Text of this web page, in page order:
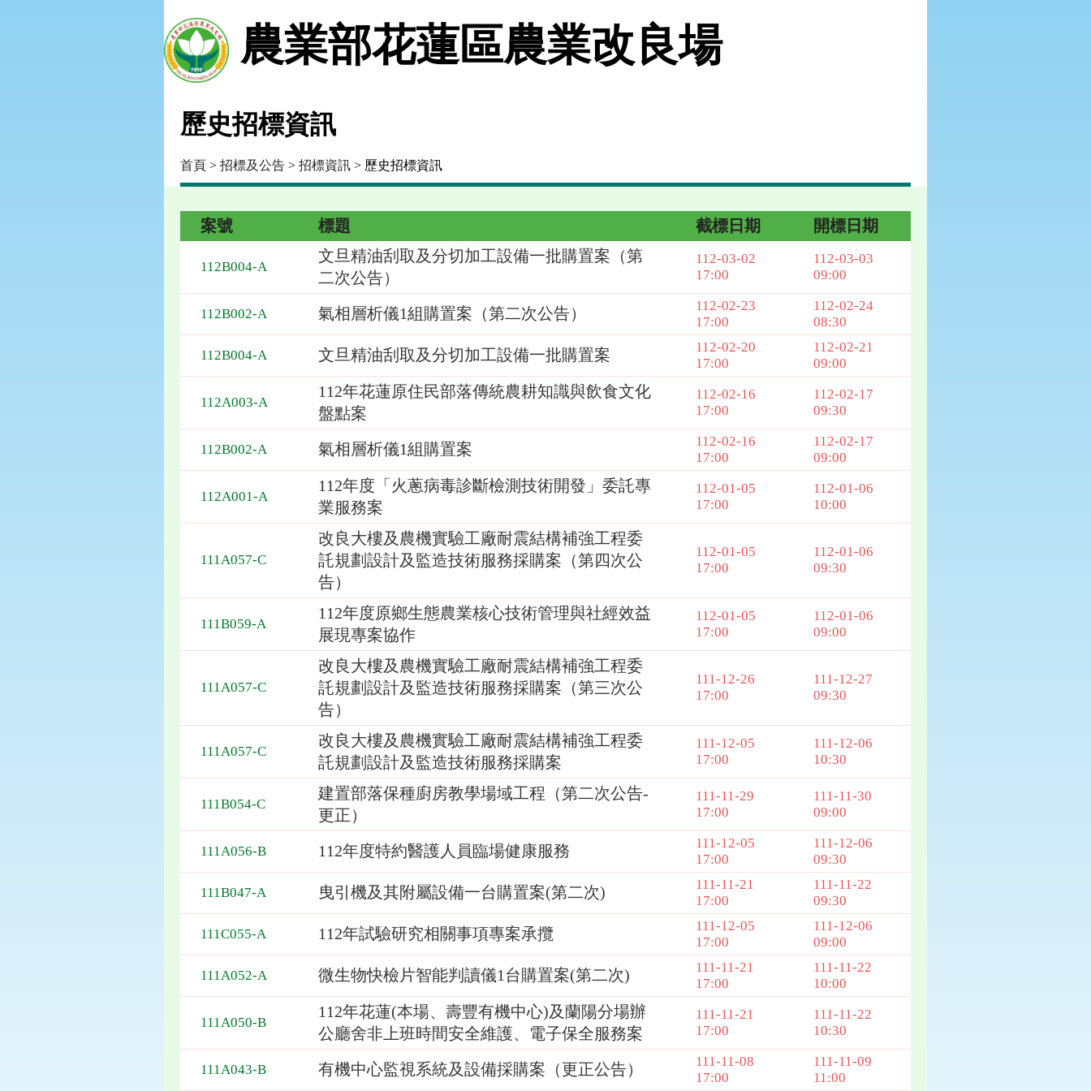
農業部花蓮區農業改良場
歷史招標資訊
首頁 > 招標及公告 > 招標資訊 > 歷史招標資訊
案號 標題 截標日期 開標日期
112B004-A
文旦精油刮取及分切加工設備一批購置案（第
二次公告）
112-03-02
17:00
112-03-03
09:00
112B002-A 氣相層析儀1組購置案（第二次公告）
112-02-23
17:00
112-02-24
08:30
112B004-A 文旦精油刮取及分切加工設備一批購置案
112-02-20
17:00
112-02-21
09:00
112A003-A
112年花蓮原住民部落傳統農耕知識與飲食文化
盤點案
112-02-16
17:00
112-02-17
09:30
112B002-A 氣相層析儀1組購置案
112-02-16
17:00
112-02-17
09:00
112A001-A
112年度「火蔥病毒診斷檢測技術開發」委託專
業服務案
112-01-05
17:00
112-01-06
10:00
111A057-C
改良大樓及農機實驗工廠耐震結構補強工程委
託規劃設計及監造技術服務採購案（第四次公
告）
112-01-05
17:00
112-01-06
09:30
111B059-A
112年度原鄉⽣態農業核⼼技術管理與社經效益
展現專案協作
112-01-05
17:00
112-01-06
09:00
111A057-C
改良大樓及農機實驗工廠耐震結構補強工程委
託規劃設計及監造技術服務採購案（第三次公
告）
111-12-26
17:00
111-12-27
09:30
111A057-C
改良大樓及農機實驗工廠耐震結構補強工程委
託規劃設計及監造技術服務採購案
111-12-05
17:00
111-12-06
10:30
111B054-C
建置部落保種廚房教學場域工程（第二次公告-
更正）
111-11-29
17:00
111-11-30
09:00
111A056-B 112年度特約醫護人員臨場健康服務
111-12-05
17:00
111-12-06
09:30
111B047-A 曳引機及其附屬設備一台購置案(第二次)
111-11-21
17:00
111-11-22
09:30
111C055-A 112年試驗研究相關事項專案承攬
111-12-05
17:00
111-12-06
09:00
111A052-A 微生物快檢片智能判讀儀1台購置案(第二次)
111-11-21
17:00
111-11-22
10:00
111A050-B
112年花蓮(本場、壽豐有機中心)及蘭陽分場辦
公廳舍非上班時間安全維護、電子保全服務案
111-11-21
17:00
111-11-22
10:30
111A043-B 有機中心監視系統及設備採購案（更正公告）
111-11-08
17:00
111-11-09
11:00